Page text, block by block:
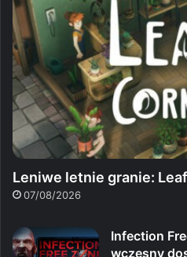
Leniwe letnie granie:
07/08/2026
Infection
wczesny